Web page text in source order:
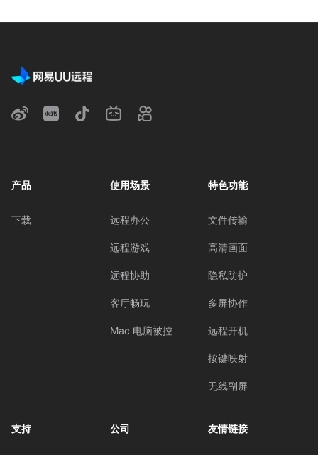
产品
下载
使用场景
远程办公
远程游戏
远程协助
客厅畅玩
Mac 电脑被控
特色功能
文件传输
高清画面
隐私防护
多屏协作
远程开机
按键映射
无线副屏
支持 公司 友情链接